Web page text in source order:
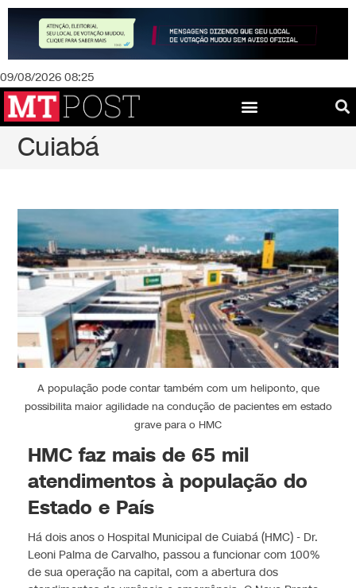
09/08/2026 08:25
Cuiabá
A população pode contar também com um heliponto, que
possibilita maior agilidade na condução de pacientes em estado
grave para o HMC
HMC faz mais de 65 mil
atendimentos à população do
Estado e País
Há dois anos o Hospital Municipal de Cuiabá (HMC) - Dr.
Leoni Palma de Carvalho, passou a funcionar com 100%
de sua operação na capital, com a abertura dos